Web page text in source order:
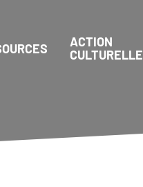
ACTION
CULTURELLE